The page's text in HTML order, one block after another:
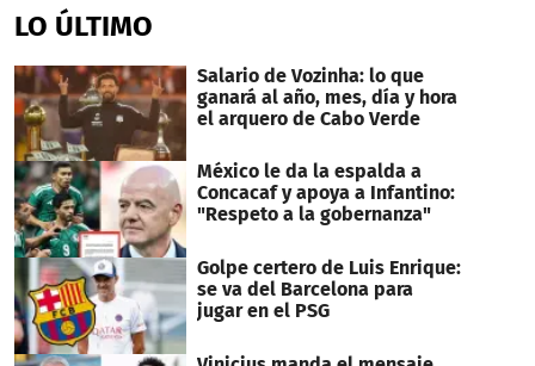
of
39
LO ÚLTIMO
Salario de Vozinha: lo que
ganará al año, mes, día y hora
el arquero de Cabo Verde
México le da la espalda a
Concacaf y apoya a Infantino:
"Respeto a la gobernanza"
Golpe certero de Luis Enrique:
se va del Barcelona para
jugar en el PSG